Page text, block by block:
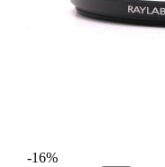
-16%